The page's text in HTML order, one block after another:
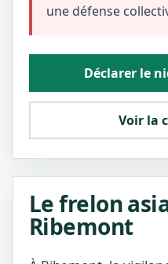
une défense
Déclarer le
Voir la
Le frelon
Ribemont